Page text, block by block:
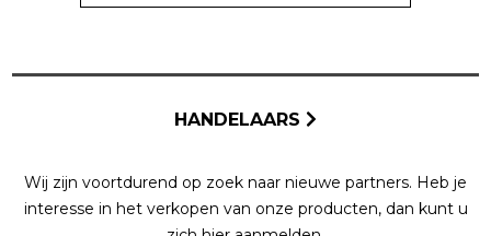
HANDELAARS
Wij zijn voortdurend op zoek naar nieuwe partners. Heb je
interesse in het verkopen van onze producten, dan kunt u